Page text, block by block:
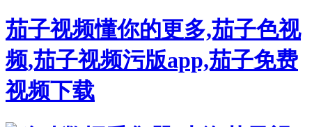
茄子视频懂你的更多,茄子色视
频,茄子视频污版app,茄子免费
视频下载